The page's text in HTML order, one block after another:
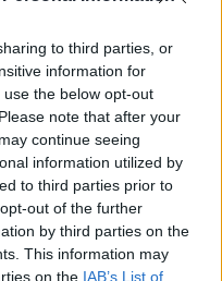
to third parties, or
information for
the below opt-out
note that after your
continue seeing
information utilized by
to third parties prior to
out of the further
by third parties on the
This information may
on the IAB’s List of
HÍREK